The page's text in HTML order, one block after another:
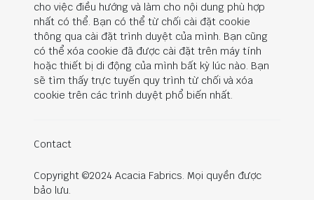
cho việc điều hướng và làm cho nội dung phù hợp
nhất có thể. Bạn có thể từ chối cài đặt cookie
thông qua cài đặt trình duyệt của mình. Bạn cũng
có thể xóa cookie đã được cài đặt trên máy tính
hoặc thiết bị di động của mình bất kỳ lúc nào. Bạn
sẽ tìm thấy trực tuyến quy trình từ chối và xóa
cookie trên các trình duyệt phổ biến nhất.
Contact
Copyright ©2024 Acacia Fabrics. Mọi quyền được
bảo lưu.